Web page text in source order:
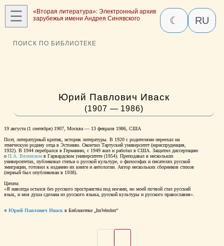
☰
«Вторая литература»: Электронный архив
зарубежья имени Андрея Синявского
☾ RU
ПОИСК ПО БИБЛИОТЕКЕ
Юрий Павлович Иваск
(1907 — 1986)
19 августа (1 сентября) 1907, Москва — 13 февраля 1986, США
Поэт, литературный критик, историк литературы. В 1920 с родителями переехал на
этническую родину отца в Эстонию. Окончил Тартуский университет (юриспруденция,
1932). В 1944 перебрался в Германию, с 1949 жил и работал в США. Защитил диссертацию
о П.А. Вяземском в Гарвардском университете (1954). Преподавал в нескольких
университетах, публиковал статьи о русской культуре, о философах и писателях русской
эмиграции, готовил к изданию их книги и антологии. Автор нескольких сборников стихов
(первый был опубликован в 1938).
Цитата:
«Я навсегда остался без русского пространства под ногами, но моей почвой стал русский
язык, и моя душа сделана из русского языка, русской культуры и русского православия».
○ Юрий Павлович Иваск в Библиотеке „ImWerden“